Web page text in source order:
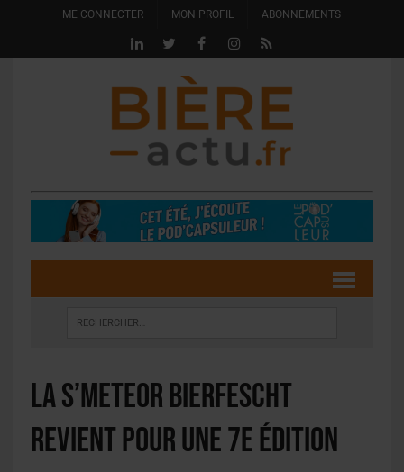
ME CONNECTER MON PROFIL ABONNEMENTS
La s’Meteor Bierfescht
revient pour une 7e édition